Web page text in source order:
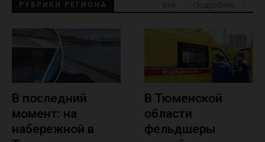
РУБРИКИ РЕГИОНА
В последний
момент: на
набережной в
В Тюменской
области
фельдшеры